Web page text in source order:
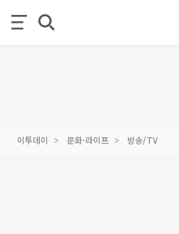
이투데이 문화·라이프 방송/TV